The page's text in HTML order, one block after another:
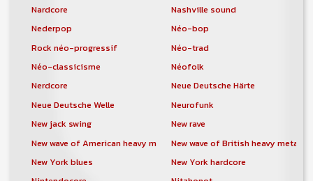
Nardcore
Nashville sound
Nederpop
Néo-bop
Rock néo-progressif
Néo-trad
Néo-classicisme
Néofolk
Nerdcore
Neue Deutsche Härte
Neue Deutsche Welle
Neurofunk
New jack swing
New rave
New wave of American heavy metalNew wave of British heavy metal
New York blues
New York hardcore